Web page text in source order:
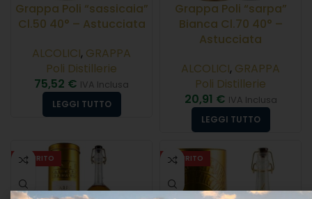
Grappa Poli “sassicaia”
Cl.50 40° – Astucciata
ALCOLICI, GRAPPA
Poli Distillerie
75,52 € IVA Inclusa
LEGGI TUTTO
Grappa Poli “sarpa”
Bianca Cl.70 40° –
Astucciata
ALCOLICI, GRAPPA
Poli Distillerie
20,91 € IVA Inclusa
LEGGI TUTTO
ESAURITO ESAURITO